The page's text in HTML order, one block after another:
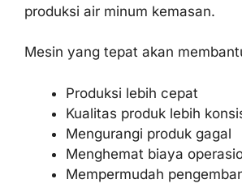
produksi air minum kemasan.
Mesin yang tepat akan
Produksi lebih cepat
Kualitas produk lebih
Mengurangi produk gagal
Menghemat biaya
Mempermudah